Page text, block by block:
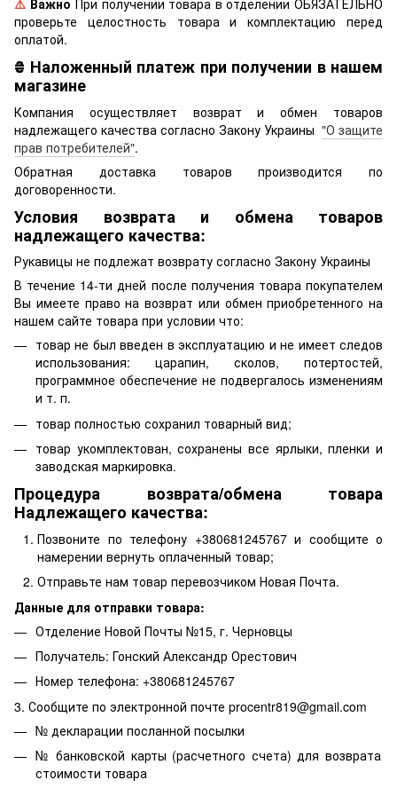
⚠️ Важно При получении товара в отделении ОБЯЗАТЕЛЬНО
проверьте целостность товара и комплектацию перед
оплатой.
₴ Наложенный платеж при получении в нашем
магазине
Компания осуществляет возврат и обмен товаров
надлежащего качества согласно Закону Украины "О защите
прав потребителей".
Обратная доставка товаров производится по
договоренности.
Условия возврата и обмена товаров
надлежащего качества:
Рукавицы не подлежат возврату согласно Закону Украины
В течение 14-ти дней после получения товара покупателем
Вы имеете право на возврат или обмен приобретенного на
нашем сайте товара при условии что:
товар не был введен в эксплуатацию и не имеет следов
использования: царапин, сколов, потертостей,
программное обеспечение не подвергалось изменениям
и т. п.
товар полностью сохранил товарный вид;
товар укомплектован, сохранены все ярлыки, пленки и
заводская маркировка.
Процедура возврата/обмена товара
Надлежащего качества:
Позвоните по телефону +380681245767 и сообщите о
намерении вернуть оплаченный товар;
Отправьте нам товар перевозчиком Новая Почта.
Данные для отправки товара:
Отделение Новой Почты №15, г. Черновцы
Получатель: Гонский Александр Орестович
Номер телефона: +380681245767
3. Сообщите по электронной почте procentr819@gmail.com
№ декларации посланной посылки
№ банковской карты (расчетного счета) для возврата
стоимости товара